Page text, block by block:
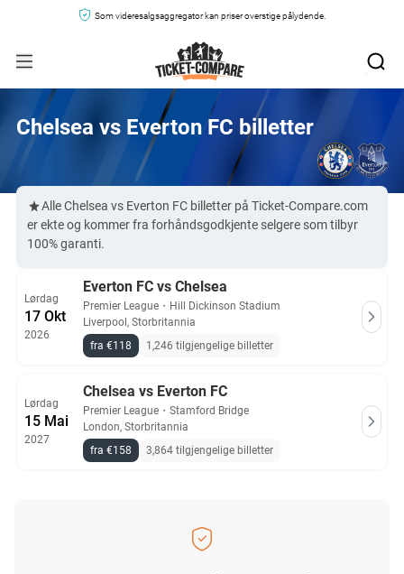
Som videresalgsaggregator kan priser overstige pålydende.
Chelsea vs Everton FC billetter
Alle Chelsea vs Everton FC billetter på Ticket-Compare.com
er ekte og kommer fra forhåndsgodkjente selgere som tilbyr
100% garanti.
Lørdag
17 Okt
2026
Everton FC vs Chelsea
Premier League ・ Hill Dickinson Stadium
Liverpool, Storbritannia
fra €118
1,246 tilgjengelige billetter
Lørdag
15 Mai
2027
Chelsea vs Everton FC
Premier League ・ Stamford Bridge
London, Storbritannia
fra €158
3,864 tilgjengelige billetter